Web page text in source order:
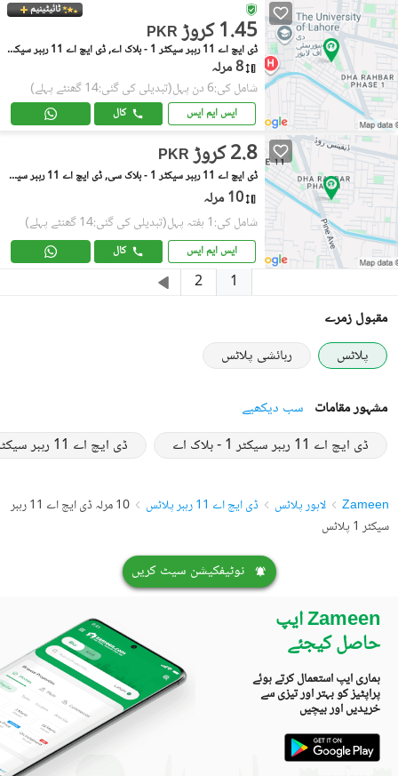
ٹائیٹینیم
PKR 1.45 کروڑ
ڈی ایچ اے 11 رہبر سیکٹر 1 - بلاک اے, ڈی ایچ اے 11 رہبر سیکٹر 1
8 مرلہ
شامل کی:6 دن پہل (تبدیلی کی گئی:14 گھنٹے پہلے)
ایس ایم ایس کال
PKR 2.8 کروڑ
ڈی ایچ اے 11 رہبر سیکٹر 1 - بلاک سی, ڈی ایچ اے 11 رہبر سیکٹر 1
10 مرلہ
شامل کی:1 ہفتہ پہل (تبدیلی کی گئی:14 گھنٹے پہلے)
ایس ایم ایس کال
1
2
مقبول زمرے
پلاٹس
رہائشی پلاٹس
مشہور مقامات سب دیکھیے
ڈی ایچ اے 11 رہبر سیکٹر 1 - بلاک اے
ڈی ایچ اے 11 رہبر سیکٹر 1 - بلاک بی
Zameen لاہور پلاٹس ڈی ایچ اے 11 رہبر پلاٹس
10 مرلہ ڈی ایچ اے 11 رہبر
سیکٹر 1 پلاٹس
نوٹیفکیشن سیٹ کریں
Zameen ایپ
حاصل کیجئے
ہماری ایپ استعمال کرتے ہوئے
پراپٹیز کو بہتر اور تیزی سے
خریدیں اور بیچیں